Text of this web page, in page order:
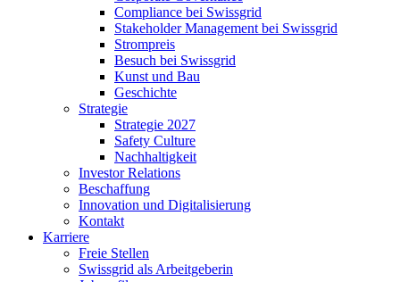
Compliance bei Swissgrid
Stakeholder Management bei Swissgrid
Strompreis
Besuch bei Swissgrid
Kunst und Bau
Geschichte
Strategie
Strategie 2027
Safety Culture
Nachhaltigkeit
Investor Relations
Beschaffung
Innovation und Digitalisierung
Kontakt
Karriere
Freie Stellen
Swissgrid als Arbeitgeberin